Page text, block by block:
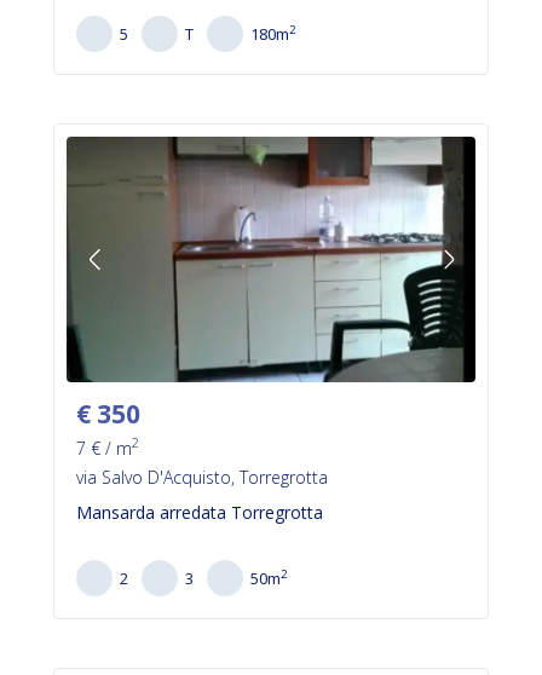
5 T 180m2
€ 350
7 € / m2
via Salvo D'Acquisto, Torregrotta
Mansarda arredata Torregrotta
2 3 50m2